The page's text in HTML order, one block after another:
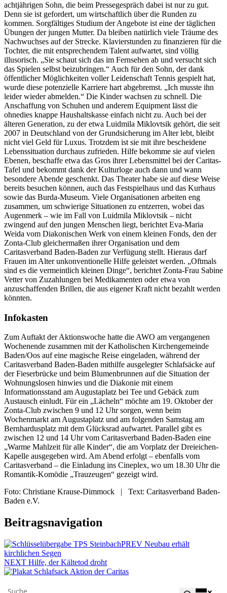
achtjährigen Sohn, die beim Pressegespräch dabei ist nur zu gut.
Denn sie ist gefordert, um wirtschaftlich über die Runden zu
kommen. Sorgfältiges Studium der Angebote ist eine der täglichen
Übungen der jungen Mutter. Da bleiben natürlich viele Träume des
Nachwuchses auf der Strecke. Klavierstunden zu finanzieren für die
Tochter, die mit entsprechendem Talent aufwartet, sind völlig
illusorisch. „Sie schaut sich das im Fernsehen ab und versucht sich
das Spielen selbst beizubringen.“ Auch für den Sohn, der dank
öffentlicher Möglichkeiten voller Leidenschaft Tennis gespielt hat,
wurde diese potenzielle Karriere hart abgebremst. „Ich musste ihn
leider wieder abmelden.“ Die Kinder wachsen zu schnell. Die
Anschaffung von Schuhen und anderem Equipment lässt die
ohnedies knappe Haushaltskasse einfach nicht zu. Auch bei der
älteren Generation, zu der etwa Luidmila Miklovtsik gehört, die seit
2007 in Deutschland von der Grundsicherung im Alter lebt, bleibt
nicht viel Geld für Luxus. Trotzdem ist sie mit ihre bescheidene
Lebenssituation durchaus zufrieden. Hilfe bekomme sie auf vielen
Ebenen, beschaffe etwa das Gros ihrer Lebensmittel bei der Caritas-
Tafel und bekommt dank der Kulturloge auch dann und wann
besondere Abende geschenkt. Das Theater habe sie auf diese Weise
bereits besuchen können, auch das Festspielhaus und das Kurhaus
sowie das Burda-Museum. Viele Organisationen arbeiten eng
zusammen, um schwierige Situationen zu entzerren, wobei das
Augenmerk – wie im Fall von Luidmila Miklovtsik – nicht
zwingend auf den jungen Menschen liegt, berichtet Eva-Maria
Weida vom Diakonischen Werk von einem kleinen Fonds, den der
Zonta-Club gleichermaßen ihrer Organisation und dem
Caritasverband Baden-Baden zur Verfügung stellt. Hieraus darf
Frauen im Alter unkonventionelle Hilfe geleistet werden. „Oftmals
sind es die vermeintlich kleinen Dinge“, berichtet Zonta-Frau Sabine
Vetter von Zuzahlungen bei Medikamenten oder etwa von
anzuschaffenden Brillen, die aus eigener Kraft nicht bezahlt werden
könnten.
Infokasten
Zum Auftakt der Aktionswoche hatte die AWO am vergangenen
Wochenende zusammen mit der Katholischen Kirchengemeinde
Baden/Oos auf eine magische Reise eingeladen, während der
Caritasverband Baden-Baden mithilfe ausgelegter Schlafsäcke auf
der Fieserbrücke und beim Blumenbrunnen auf die Situation der
Wohnungslosen hinwies und die Diakonie mit einem
Informationsstand am Augustaplatz bei Tee und Gebäck zum
Austausch einludt. Für ein „Lächeln“ möchte am 19. Oktober der
Zonta-Club zwischen 9 und 12 Uhr sorgen, wenn beim
Wochenmarkt am Augustaplatz und am folgenden Samstag am
Bernhardusplatz mit dem Glücksrad aufwartet. Parallel gibt es
zwischen 12 und 14 Uhr vom Caritasverband Baden-Baden eine
„Warme Mahlzeit für alle Kinder“, die am Vorplatz der Dreieichen-
Kapelle ausgegeben wird. Am Abend erfolgt – ebenfalls vom
Caritasverband – die Einladung ins Cineplex, wo um 18.30 Uhr die
Romantik-Komödie „Trauzeugen“ gezeigt wird.
Foto: Christiane Krause-Dimmock | Text: Caritasverband Baden-
Baden e.V.
Beitragsnavigation
PREV Neubau erhält
kirchlichen Segen
NEXT Hilfe, der Kältetod droht